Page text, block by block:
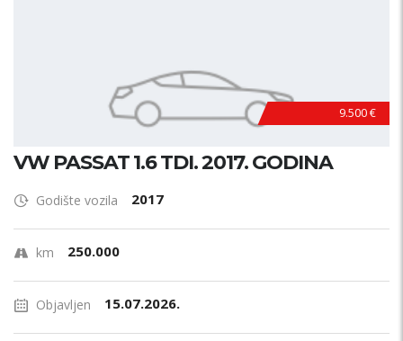
9.500 €
VW PASSAT 1.6 TDI. 2017. GODINA
Godište vozila 2017
km 250.000
Objavljen 15.07.2026.